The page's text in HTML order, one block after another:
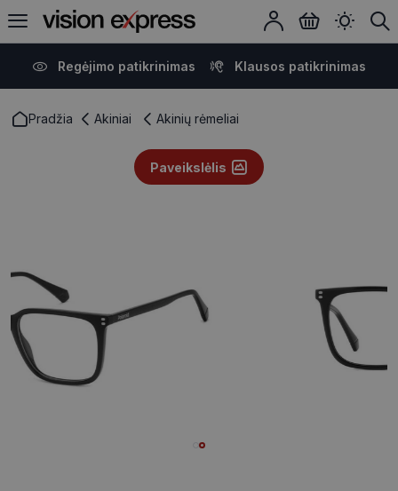
Regėjimo patikrinimas Klausos patikrinimas
Pradžia Akiniai Akinių rėmeliai
Paveikslėlis